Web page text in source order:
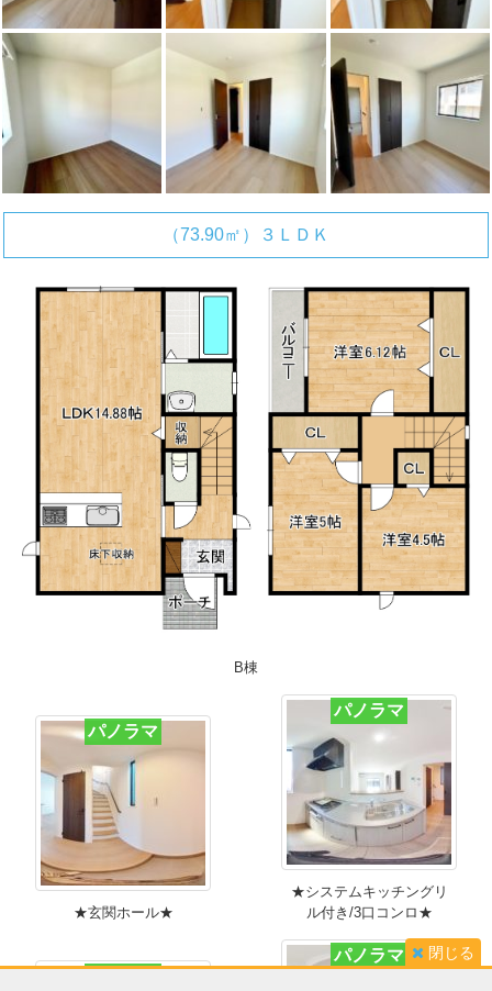
閉じる
（73.90㎡）３ＬＤＫ
B棟
パノラマ
★玄関ホール★
パノラマ
★システムキッチングリ
ル付き/3口コンロ★
パノラマ